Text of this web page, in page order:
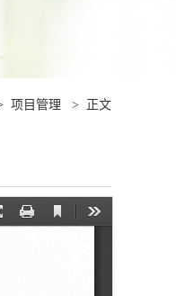
项目管理 > 正文